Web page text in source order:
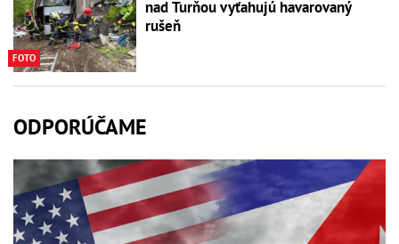
FOTO
nad Turňou vyťahujú havarovaný
rušeň
ODPORÚČAME